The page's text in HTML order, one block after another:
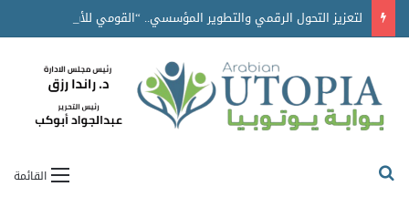
القائمة